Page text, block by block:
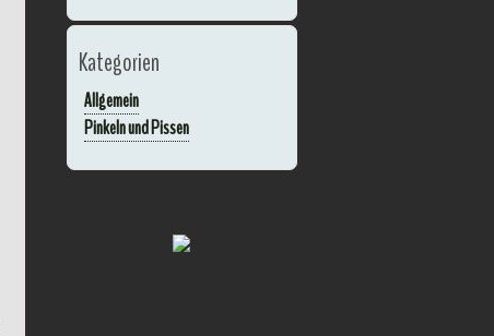
Kategorien
Allgemein
Pinkeln und Pissen